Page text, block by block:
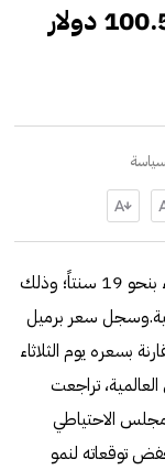
ارتفع سعر برميل النفط الكويتي في تعاملات الأربعاء بنحو 19 سنتاً؛ وذلك
سعر برميل
الأمس 100.57 دولار، مقارنة بسعره يوم الثلاثاء
العالمية، تراجعت
الاحتياطي
نقطة أساس، وخفض توقعاته لنمو